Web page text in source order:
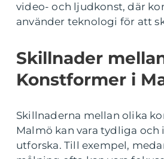
video- och ljudkonst, där
använder teknologi för att
Skillnader
Konstformer i
Skillnaderna mellan olika
Malmö kan vara tydliga och
utforska. Till exempel,